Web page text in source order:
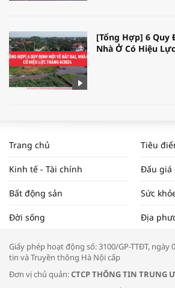
[Tổng Hợp] 6 Quy
Nhà Ở Có Hiệu
NAM NĂM 2024
ĐẬP THỊ TRƯỜNG
Tọa đàm “Xúc
Trang chủ Tiêu
Kinh tế - Tài chính Đấu giá
Bất động sản Sức
Đời sống Địa
Giấy phép hoạt động số: 3100/GP-TTĐT, ngày
tin và Truyền thông Hà Nội cấp
Đơn vị chủ quản:CTCP THÔNG TIN TRUNG